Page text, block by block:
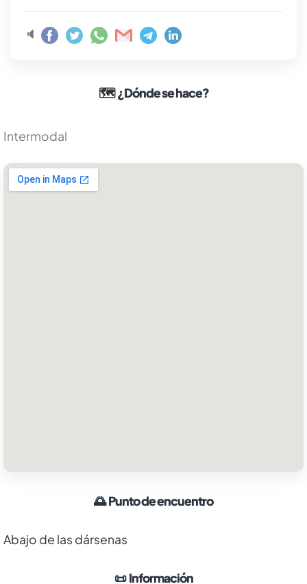
🔈
🗺¿Dónde se hace?
Intermodal
🌅Punto de encuentro
Abajo de las dársenas
📜Información